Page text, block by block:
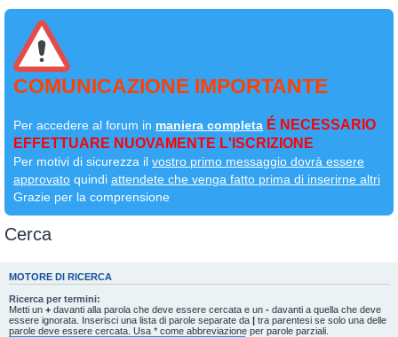
COMUNICAZIONE IMPORTANTE
Per accedere al forum in maniera completa É NECESSARIO
EFFETTUARE NUOVAMENTE L'ISCRIZIONE
Per motivi di sicurezza il vostro primo messaggio dovrà essere
approvato quindi attendete che venga fatto prima di inserirne altri
Grazie per la comprensione
Cerca
MOTORE DI RICERCA
Ricerca per termini:
Metti un + davanti alla parola che deve essere cercata e un - davanti a quella che deve
essere ignorata. Inserisci una lista di parole separate da | tra parentesi se solo una delle
parole deve essere cercata. Usa * come abbreviazione per parole parziali.